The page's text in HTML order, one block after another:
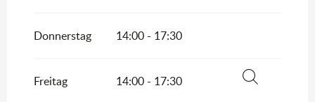
Donnerstag 14:00 - 17:30
Freitag 14:00 - 17:30